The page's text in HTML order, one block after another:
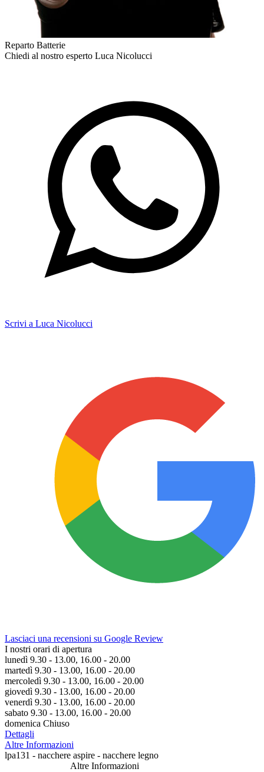
Reparto Batterie
Chiedi al nostro esperto Luca Nicolucci
Scrivi a Luca Nicolucci
Lasciaci una recensioni su Google Review
I nostri orari di apertura
lunedì 9.30 - 13.00, 16.00 - 20.00
martedì 9.30 - 13.00, 16.00 - 20.00
mercoledì 9.30 - 13.00, 16.00 - 20.00
giovedì 9.30 - 13.00, 16.00 - 20.00
venerdì 9.30 - 13.00, 16.00 - 20.00
sabato 9.30 - 13.00, 16.00 - 20.00
domenica Chiuso
Dettagli
Altre Informazioni
lpa131 - nacchere aspire - nacchere legno
Altre Informazioni